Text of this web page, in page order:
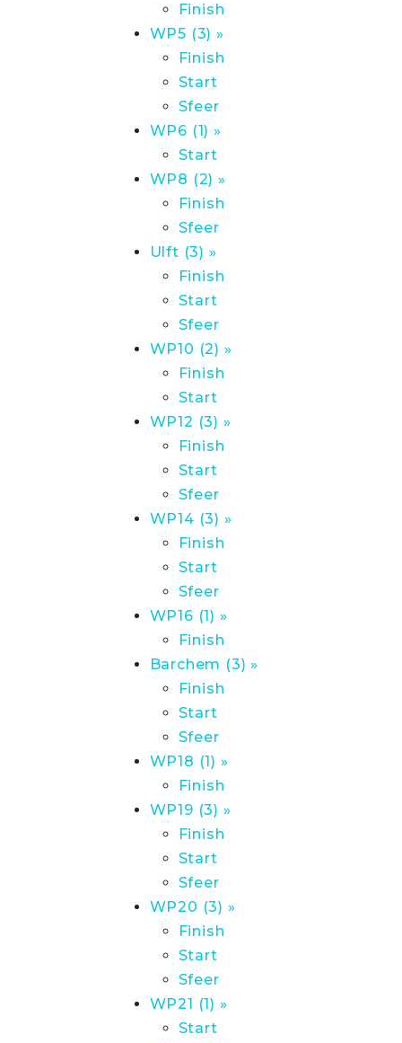
Finish
WP5 (3) »
Finish
Start
Sfeer
WP6 (1) »
Start
WP8 (2) »
Finish
Sfeer
Ulft (3) »
Finish
Start
Sfeer
WP10 (2) »
Finish
Start
WP12 (3) »
Finish
Start
Sfeer
WP14 (3) »
Finish
Start
Sfeer
WP16 (1) »
Finish
Barchem (3) »
Finish
Start
Sfeer
WP18 (1) »
Finish
WP19 (3) »
Finish
Start
Sfeer
WP20 (3) »
Finish
Start
Sfeer
WP21 (1) »
Start